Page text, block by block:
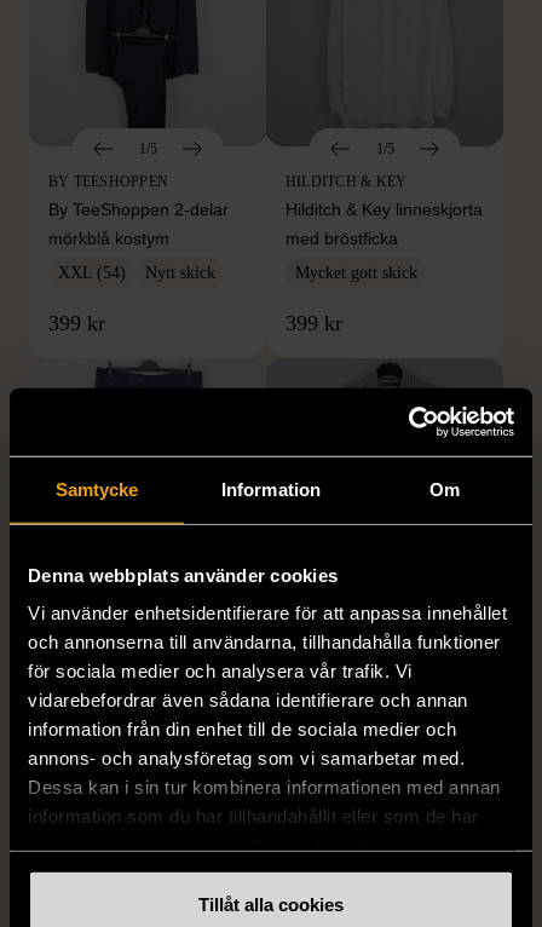
Samtycke Information Om
Denna webbplats använder cookies
Vi använder enhetsidentifierare för att anpassa innehållet
och annonserna till användarna, tillhandahålla funktioner
för sociala medier och analysera vår trafik. Vi
vidarebefordrar även sådana identifierare och annan
information från din enhet till de sociala medier och
annons- och analysföretag som vi samarbetar med.
Dessa kan i sin tur kombinera informationen med annan
information som du har tillhandahållit eller som de har
Tillåt alla cookies
1/5
BY TEESHOPPEN
By TeeShoppen 2-delar
mörkblå kostym
XXL (54) Nytt skick
399 kr
1/5
HILDITCH & KEY
Hilditch & Key linneskjorta
med bröstficka
Mycket gott skick
399 kr
DRESSMANN
Dressmann -
Kostymbyxor med
pressveck
Gott skick
BONDELID
Bondelid - Randig skjorta
- Blå vit
XL (52)
Mycket gott skick
199 kr